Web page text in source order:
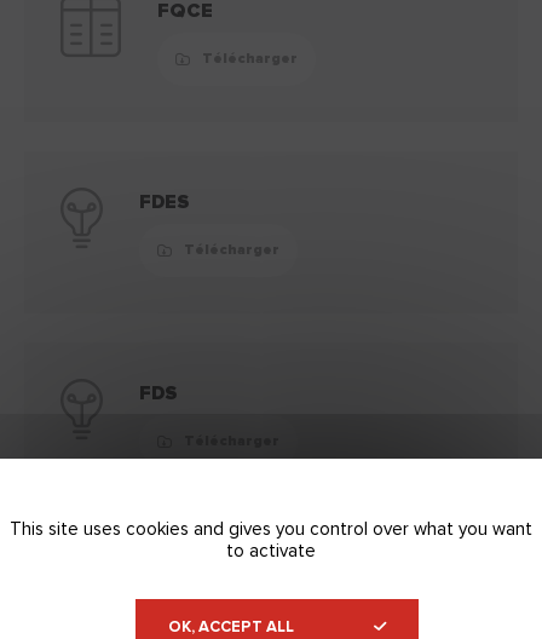
FQCE
FDES
FDS
This site uses cookies and gives you control over what you want
to activate
OK, ACCEPT ALL